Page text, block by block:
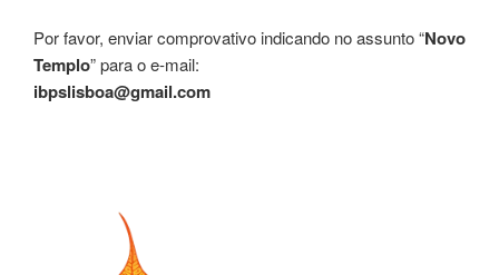
Por favor, enviar comprovativo indicando no assunto “Novo
Templo” para o e-mail:
ibpslisboa@gmail.com